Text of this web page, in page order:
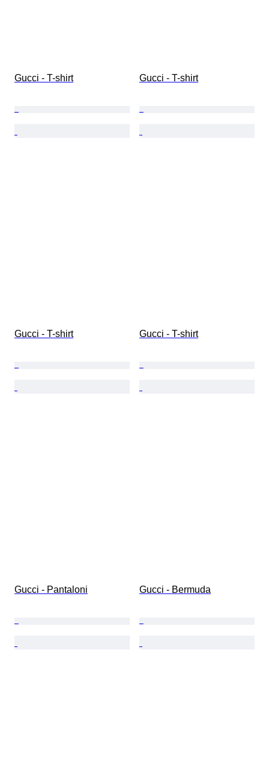
Gucci - T-shirt Gucci - T-shirt
Gucci - T-shirt Gucci - T-shirt
Gucci - Pantaloni Gucci - Bermuda